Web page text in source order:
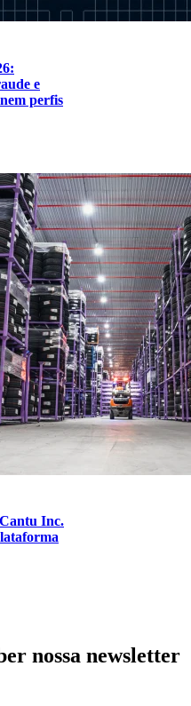
e
perfis
Inc.
nossa newsletter